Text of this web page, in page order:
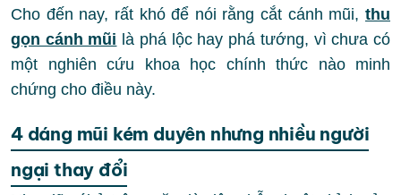
Cho đến nay, rất khó để nói rằng cắt cánh mũi, thu
gọn cánh mũi là phá lộc hay phá tướng, vì chưa có
một nghiên cứu khoa học chính thức nào minh
chứng cho điều này.
4 dáng mũi kém duyên nhưng nhiều người
ngại thay đổi